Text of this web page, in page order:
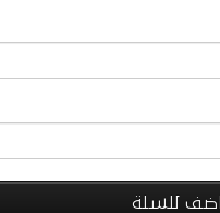
اضف للسلة